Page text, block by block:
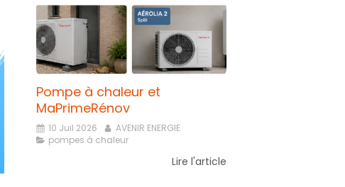
Pompe à chaleur et
MaPrimeRénov
10 Juil 2026
AVENIR ENERGIE
pompes à chaleur
Lire l'article